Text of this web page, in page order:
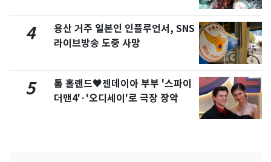
4
용산 거주 일본인 인플루언서, SNS
라이브방송 도중 사망
5
톰 홀랜드♥젠데이아 부부 '스파이
더맨4'·'오디세이'로 극장 장악